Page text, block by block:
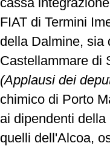
FIAT di Termini
della Dalmine, sia
Castellammare di
(Applausi dei
chimico di Porto
ai dipendenti
quelli dell'Alcoa,